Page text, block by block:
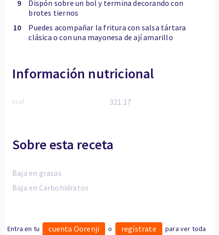
9
Dispón sobre un bol y termina decorando con
brotes tiernos
10
Puedes acompañar la fritura con salsa tártara
clásica o con una mayonesa de ají amarillo
Información nutricional
kcal 321.17
Sobre esta receta
Baja en grasas
Baja en Carbohidratos
Entra en tu cuenta Oorenji o regístrate
para ver toda